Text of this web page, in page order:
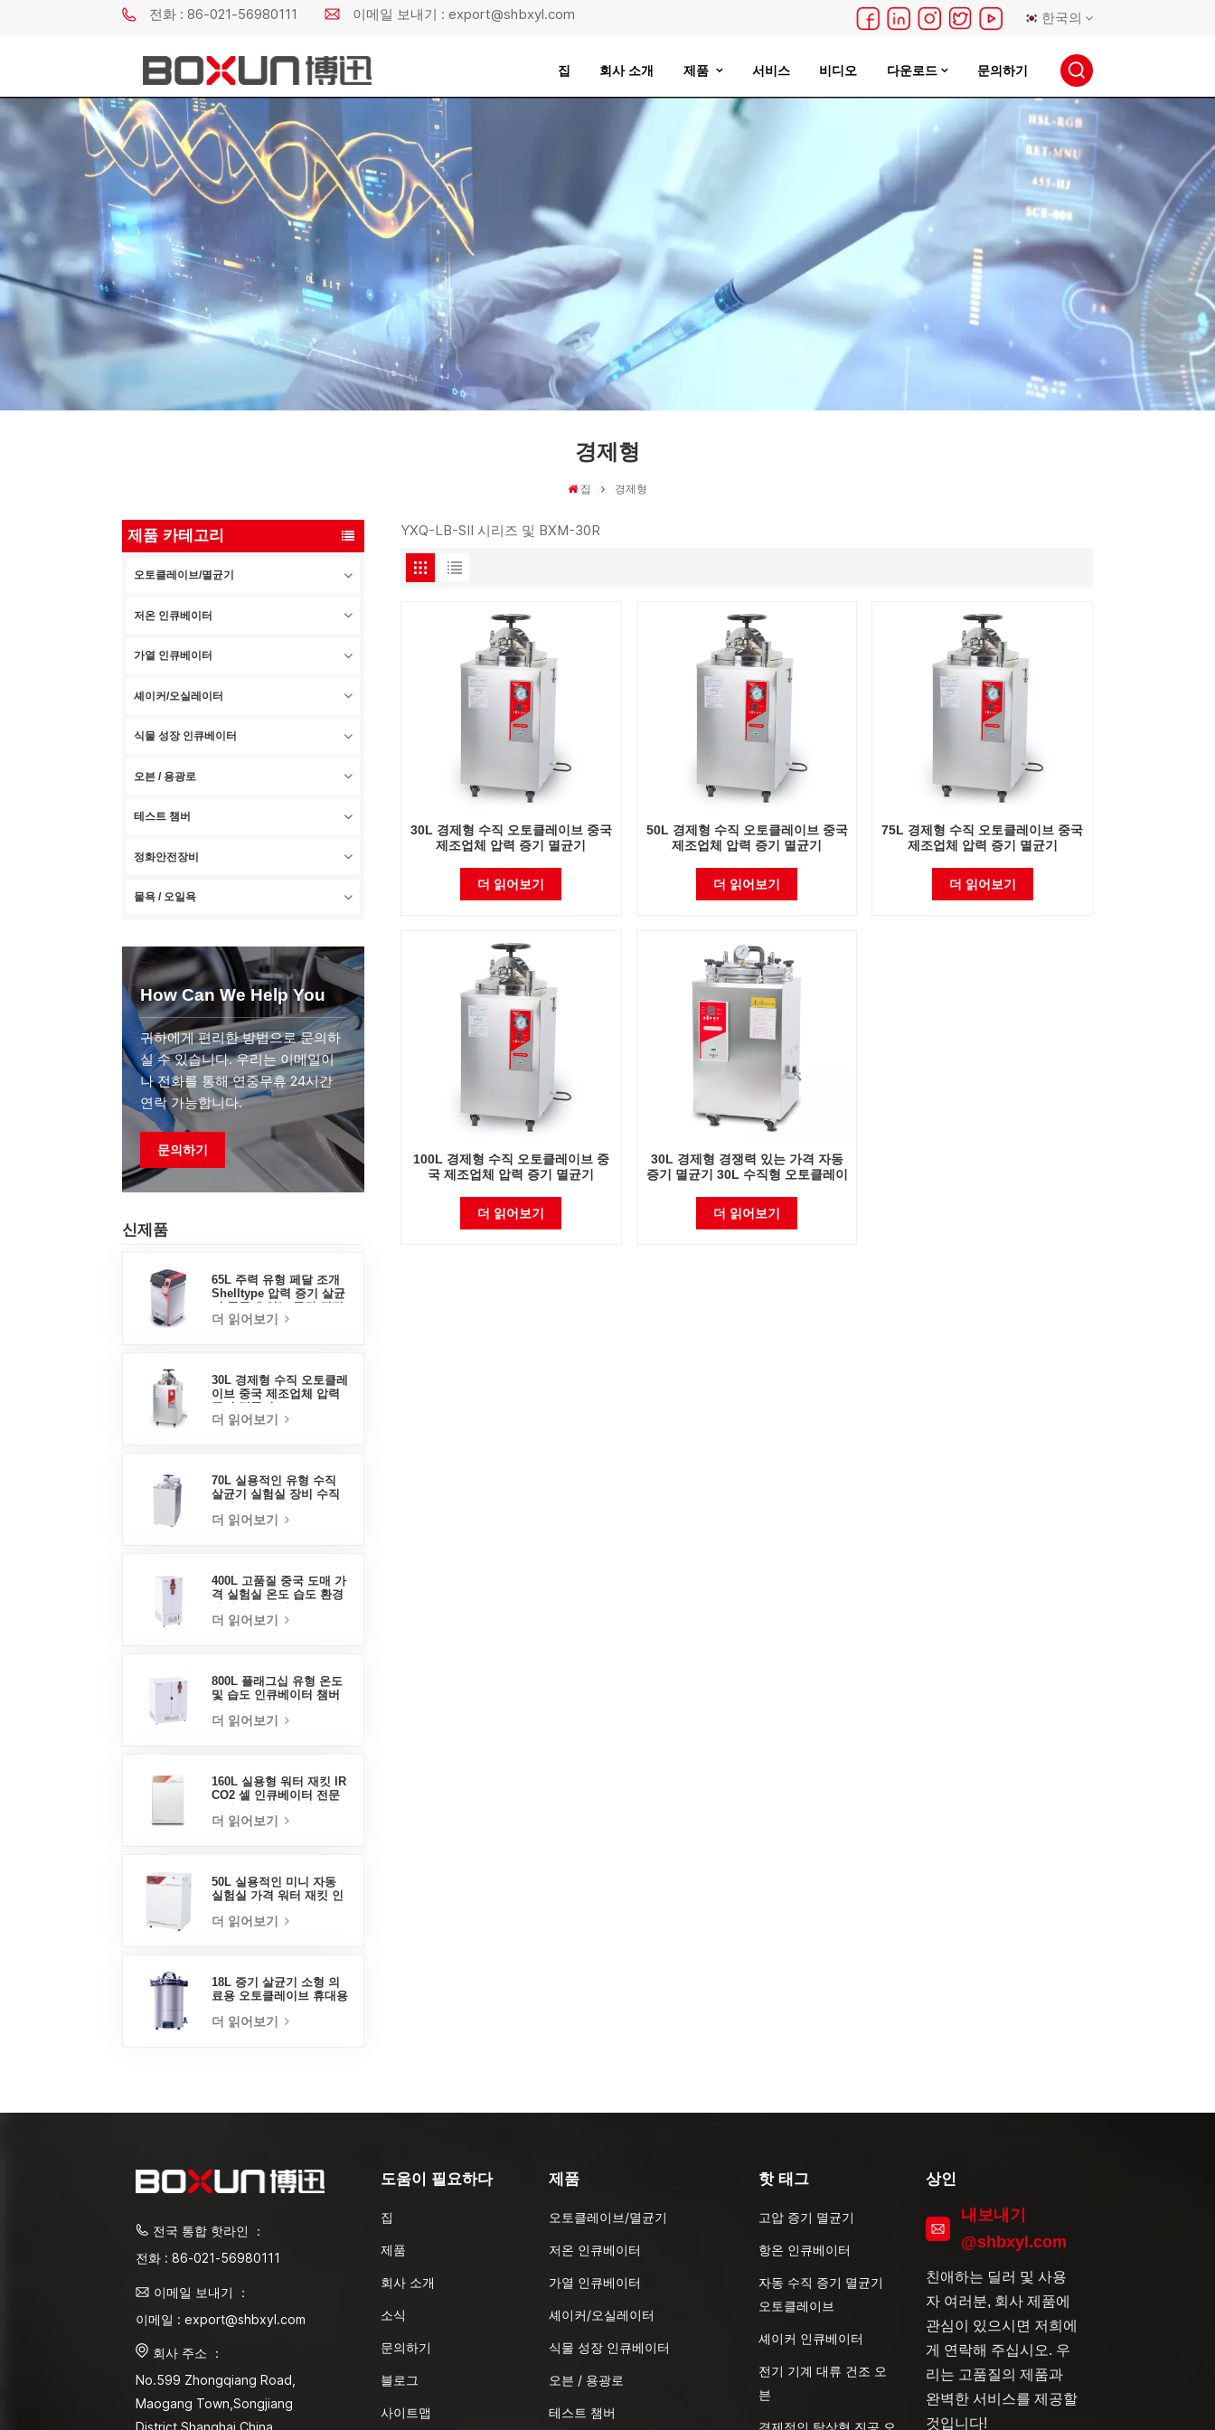
전화 : 86-021-56980111 이메일 보내기 : export@shbxyl.com 한국의
English
français
русский
español
português
日本語
집 회사 소개 제품 서비스 비디오 다운로드 문의하기
경제형
집 경제형
제품 카테고리
오토클레이브/멸균기
저온 인큐베이터
가열 인큐베이터
셰이커/오실레이터
식물 성장 인큐베이터
오븐 / 용광로
테스트 챔버
정화안전장비
물욕 / 오일욕
How Can We Help You
귀하에게 편리한 방법으로 문의하
실 수 있습니다. 우리는 이메일이
나 전화를 통해 연중무휴 24시간
연락 가능합니다.
문의하기
신제품
65L 주력 유형 페달 조개
Shelltype 압력 증기 살균
판매 공장
더 읽어보기
30L 경제형 수직 오토클레
이브 중국 제조업체 압력
더 읽어보기
70L 실용적인 유형 수직
살균기 실험실 장비 수직
살균기
더 읽어보기
400L 고품질 중국 도매 가
격 실험실 온도 습도 환경
더 읽어보기
800L 플래그십 유형 온도
및 습도 인큐베이터 챔버
이터
더 읽어보기
160L 실용형 워터 재킷 IR
CO2 셀 인큐베이터 전문
더 읽어보기
50L 실용적인 미니 자동
실험실 가격 워터 재킷 인
더 읽어보기
18L 증기 살균기 소형 의
료용 오토클레이브 휴대용
더 읽어보기
YXQ-LB-SII 시리즈 및 BXM-30R
30L 경제형 수직 오토클레이브 중국
제조업체 압력 증기 멸균기
더 읽어보기
50L 경제형 수직 오토클레이브 중국
제조업체 압력 증기 멸균기
더 읽어보기
75L 경제형 수직 오토클레이브 중국
제조업체 압력 증기 멸균기
더 읽어보기
100L 경제형 수직 오토클레이브 중
국 제조업체 압력 증기 멸균기
더 읽어보기
30L 경제형 경쟁력 있는 가격 자동
증기 멸균기 30L 수직형 오토클레이
더 읽어보기
전국 통합 핫라인 ：
전화 : 86-021-56980111
이메일 보내기 ：
이메일 : export@shbxyl.com
회사 주소 ：
No.599 Zhongqiang Road,
Maogang Town,Songjiang
도움이 필요하다
집
제품
회사 소개
소식
문의하기
블로그
사이트맵
제품
오토클레이브/멸균기
저온 인큐베이터
가열 인큐베이터
셰이커/오실레이터
식물 성장 인큐베이터
오븐 / 용광로
테스트 챔버
핫 태그
고압 증기 멸균기
항온 인큐베이터
자동 수직 증기 멸균기
오토클레이브
셰이커 인큐베이터
전기 기계 대류 건조 오
븐
상인
내보내기
@shbxyl.com
친애하는 딜러 및 사용
자 여러분, 회사 제품에
관심이 있으시면 저희에
게 연락해 주십시오. 우
리는 고품질의 제품과
완벽한 서비스를 제공할
것입니다!